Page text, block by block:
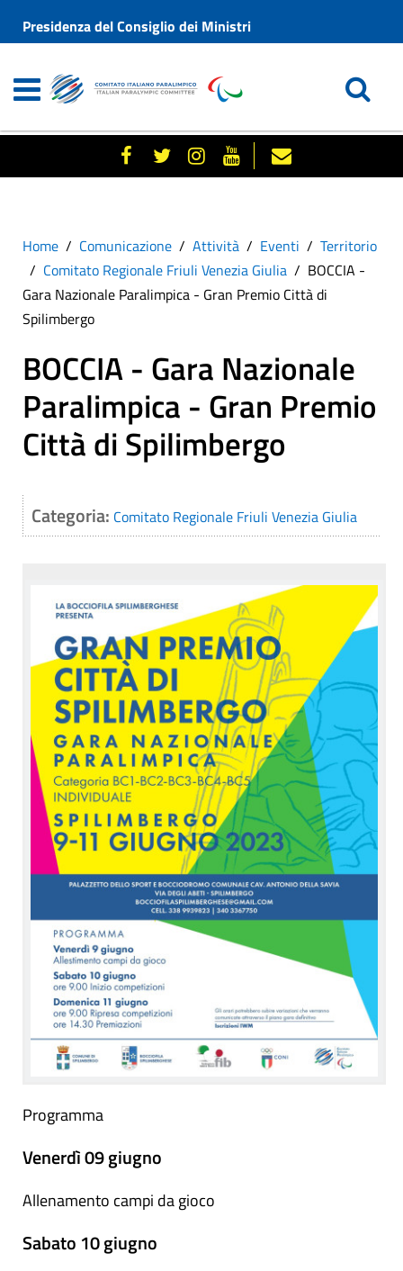
Presidenza del Consiglio dei Ministri
Home Comunicazione Attività Eventi
Territorio
Comitato Regionale Friuli Venezia Giulia
BOCCIA -
Gara Nazionale Paralimpica - Gran Premio Città di
Spilimbergo
BOCCIA - Gara Nazionale
Paralimpica - Gran Premio
Città di Spilimbergo
Categoria: Comitato Regionale Friuli Venezia Giulia
Programma
Venerdì 09 giugno
Allenamento campi da gioco
Sabato 10 giugno